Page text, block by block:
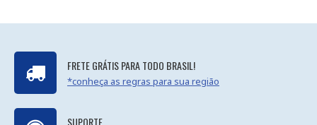
FRETE GRÁTIS PARA TODO BRASIL!
*conheça as regras para sua região
SUPORTE